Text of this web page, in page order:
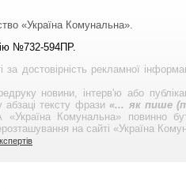
«Україна Комунальна».
№732-594ПР.
за достовірність рекламної
новини, інтерв'ю або
абзаці тексту фрази«... як пише
«Україна Комунальна» повинно
на сайті «Україна